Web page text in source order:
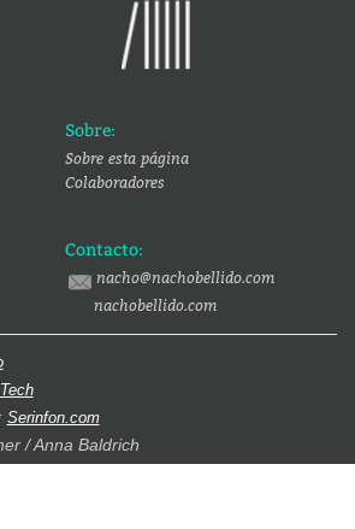
Sobre:
Sobre esta página
Colaboradores
Contacto:
nacho@nachobellido.com
nachobellido.com
Serinfon.com
/ Anna Baldrich